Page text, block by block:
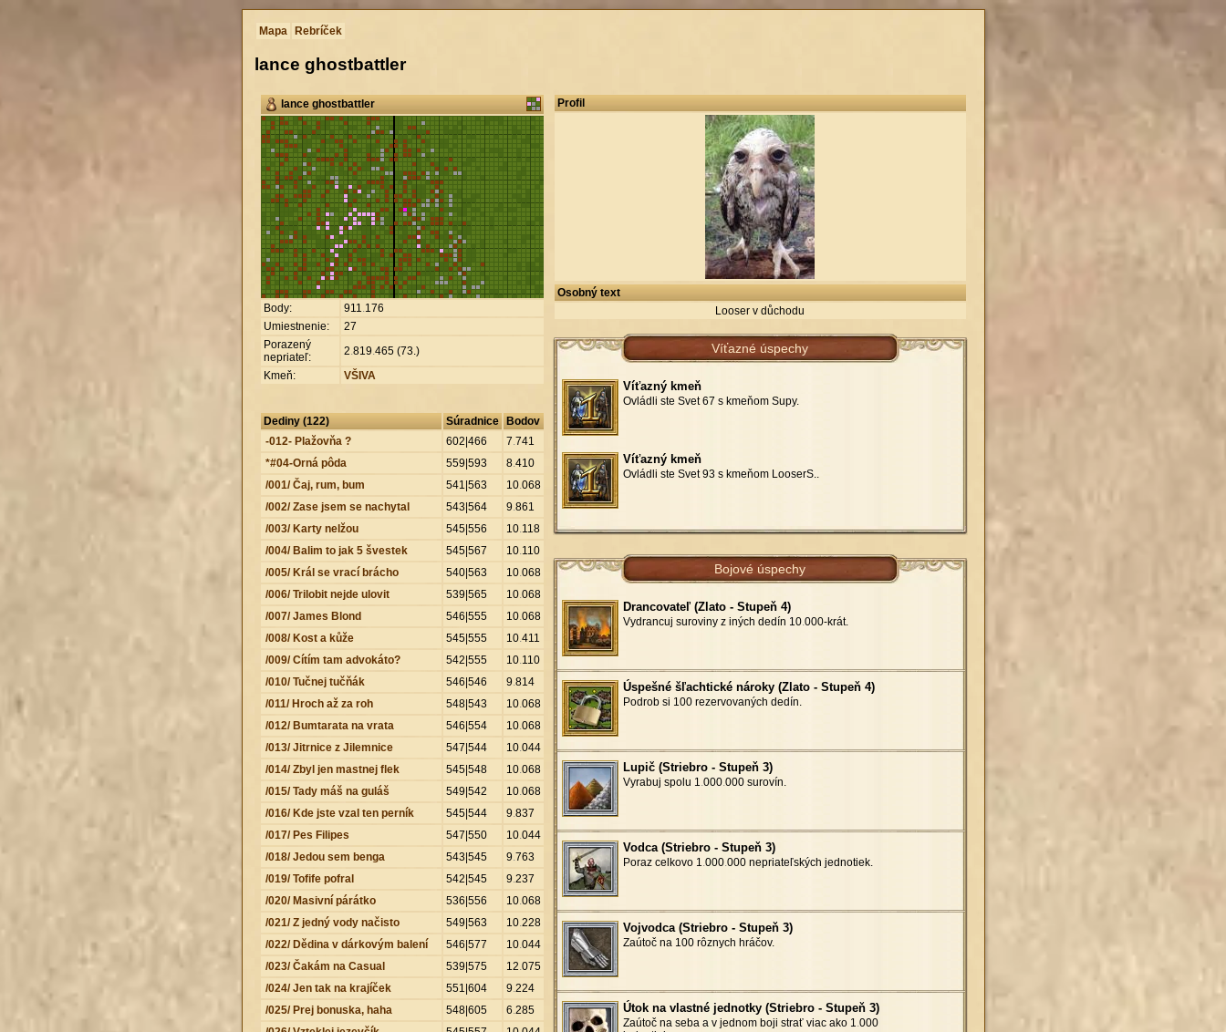
Mapa Rebríček
lance ghostbattler
lance ghostbattler
Body: 911.176
Umiestnenie:
27
Porazený
nepriateľ:
2.819.465 (73.)
Kmeň:
VŠIVA
Dediny (122) Súradnice
Bodov
-012- Plažovňa ?
602|466 7.741
*#04-Orná pôda
559|593 8.410
/001/ Čaj, rum, bum
541|563 10.068
/002/ Zase jsem se nachytal
543|564 9.861
/003/ Karty nelžou
545|556 10.118
/004/ Balim to jak 5 švestek
545|567 10.110
/005/ Král se vrací brácho
540|563 10.068
/006/ Trilobit nejde ulovit
539|565 10.068
/007/ James Blond
546|555 10.068
/008/ Kost a kůže
545|555 10.411
/009/ Cítím tam advokáto?
542|555 10.110
/010/ Tučnej tučňák
546|546 9.814
/011/ Hroch až za roh
548|543 10.068
/012/ Bumtarata na vrata
546|554 10.068
/013/ Jitrnice z Jilemnice
547|544 10.044
/014/ Zbyl jen mastnej flek
545|548 10.068
/015/ Tady máš na guláš
549|542 10.068
/016/ Kde jste vzal ten perník
545|544 9.837
/017/ Pes Filipes
547|550 10.044
/018/ Jedou sem benga
543|545 9.763
/019/ Tofife pofral
542|545 9.237
/020/ Masivní párátko
536|556 10.068
/021/ Z jedný vody načisto
549|563 10.228
/022/ Dědina v dárkovým balení
546|577 10.044
/023/ Čakám na Casual
539|575 12.075
/024/ Jen tak na krajíček
551|604 9.224
/025/ Prej bonuska, haha
548|605 6.285
Profil
Osobný text
Looser v důchodu
Víťazné úspechy
Víťazný kmeň
Ovládli ste Svet 67 s kmeňom Supy.
Víťazný kmeň
Ovládli ste Svet 93 s kmeňom LooserS..
Bojové úspechy
Drancovateľ (Zlato - Stupeň 4)
Vydrancuj suroviny z iných dedín 10.000-krát.
Úspešné šľachtické nároky (Zlato - Stupeň 4)
Podrob si 100 rezervovaných dedín.
Lupič (Striebro - Stupeň 3)
Vyrabuj spolu 1.000.000 surovín.
Vodca (Striebro - Stupeň 3)
Poraz celkovo 1.000.000 nepriateľských jednotiek.
Vojvodca (Striebro - Stupeň 3)
Zaútoč na 100 rôznych hráčov.
Útok na vlastné jednotky (Striebro - Stupeň 3)
Zaútoč na seba a v jednom boji strať viac ako 1.000